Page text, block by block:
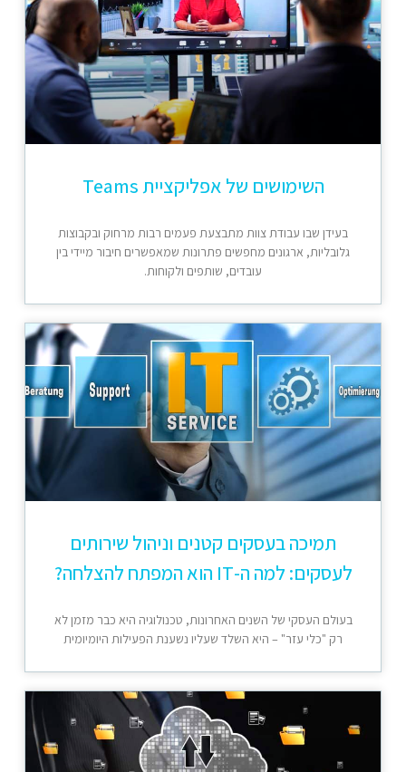
השימושים של אפליקציית Teams
בעידן שבו עבודת צוות מתבצעת פעמים רבות מרחוק ובקבוצות
גלובליות, ארגונים מחפשים פתרונות שמאפשרים חיבור מיידי בין
עובדים, שותפים ולקוחות.
תמיכה בעסקים קטנים וניהול שירותים
לעסקים: למה ה-IT הוא המפתח להצלחה?
בעולם העסקי של השנים האחרונות, טכנולוגיה היא כבר מזמן לא
רק "כלי עזר" – היא השלד שעליו נשענת הפעילות היומיומית